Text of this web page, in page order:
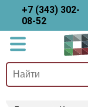
+7 (343) 302-
08-52